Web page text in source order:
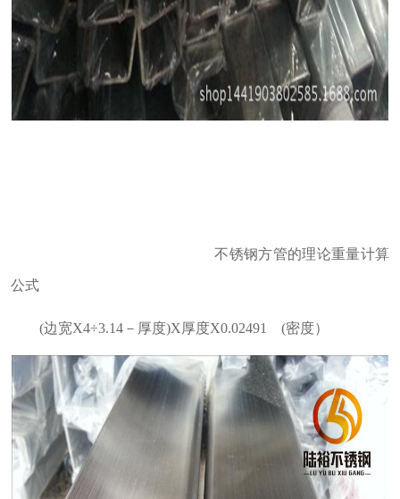
不锈钢方管的理论重量计算
公式
(边宽Χ4÷3.14－厚度)Χ厚度Χ0.02491 (密度）